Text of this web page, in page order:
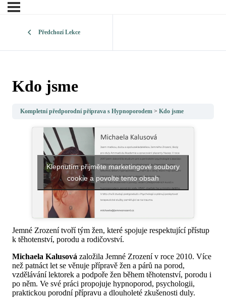
Předchozí Lekce
Kdo jsme
Kompletní předporodní příprava s Hypnoporodem Kdo jsme
Klepnutím přijměte marketingové soubory
cookie a povolte tento obsah
Jemné Zrození tvoří tým žen, které spojuje respektující přístup
k těhotenství, porodu a rodičovství.
Michaela Kalusová založila Jemné Zrození v roce 2010. Více
než patnáct let se věnuje přípravě žen a párů na porod,
vzdělávání lektorek a podpoře žen během těhotenství, porodu i
po něm. Ve své práci propojuje hypnoporod, psychologii,
praktickou porodní přípravu a dlouholeté zkušenosti duly.